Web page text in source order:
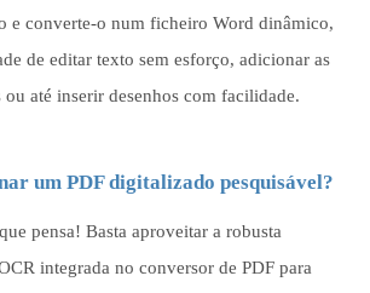
e converte-o num ficheiro Word dinâmico,
de editar texto sem esforço, adicionar as
ou até inserir desenhos com facilidade.
um PDF digitalizado pesquisável?
pensa! Basta aproveitar a robusta
integrada no conversor de PDF para